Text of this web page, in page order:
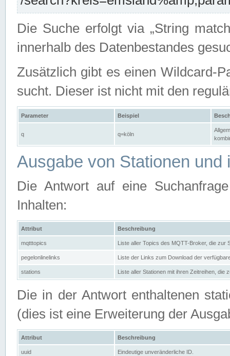
Die Suche erfolgt via „String
innerhalb des Datenbestandes
Zusätzlich gibt es einen Wildcard-
sucht. Dieser ist nicht mit den
Parameter Beispiel
q q=köln
Ausgabe von Stationen und
Die Antwort auf eine
Inhalten:
Attribut Beschreibung
mqtttopics Liste aller Topics des MQTT-Broker, die zur
pegelonlinelinks Liste der Links zum Download der
stations Liste aller Stationen mit ihren Zeitreihen, die
Die in der Antwort enthaltenen
(dies ist eine Erweiterung der
Attribut Beschreibung
uuid Eindeutige unveränderliche ID.